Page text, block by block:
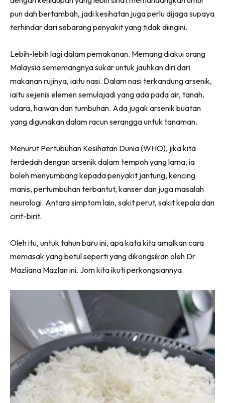
pun dah bertambah, jadi kesihatan juga perlu dijaga supaya
terhindar dari sebarang penyakit yang tidak diingini.
Lebih-lebih lagi dalam pemakanan. Memang diakui orang
Malaysia sememangnya sukar untuk jauhkan diri dari
makanan rujinya, iaitu nasi. Dalam nasi terkandung arsenik,
iaitu sejenis elemen semulajadi yang ada pada air, tanah,
udara, haiwan dan tumbuhan. Ada jugak arsenik buatan
yang digunakan dalam racun serangga untuk tanaman.
Menurut Pertubuhan Kesihatan Dunia (WHO), jika kita
terdedah dengan arsenik dalam tempoh yang lama, ia
boleh menyumbang kepada penyakit jantung, kencing
manis, pertumbuhan terbantut, kanser dan juga masalah
neurologi. Antara simptom lain, sakit perut, sakit kepala dan
cirit-birit.
Oleh itu, untuk tahun baru ini, apa kata kita amalkan cara
memasak yang betul seperti yang dikongsikan oleh Dr
Mazliana Mazlan ini. Jom kita ikuti perkongsiannya.